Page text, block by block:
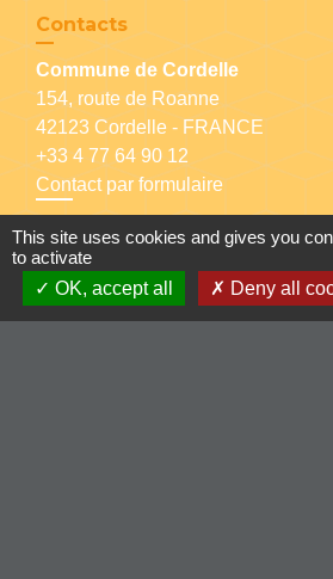
Contacts
Commune de Cordelle
154, route de Roanne
42123 Cordelle - FRANCE
+33 4 77 64 90 12
Contact par formulaire
Liens
This site uses cookies and gives you
to activate
OK, accept all
Deny all